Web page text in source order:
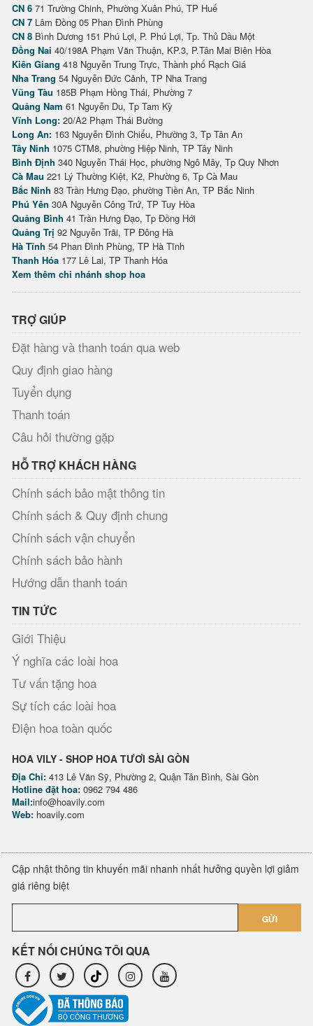
CN 6 71 Trường Chinh, Phường Xuân Phú, TP Huế
CN 7 Lâm Đồng 05 Phan Đình Phùng
CN 8 Bình Dương 151 Phú Lợi, P. Phú Lợi, Tp. Thủ Dầu Một
Đồng Nai 40/198A Phạm Văn Thuận, KP.3, P.Tân Mai Biên Hòa
Kiên Giang 418 Nguyễn Trung Trực, Thành phố Rạch Giá
Nha Trang 54 Nguyễn Đức Cảnh, TP Nha Trang
Vũng Tàu 185B Phạm Hồng Thái, Phường 7
Quảng Nam 61 Nguyễn Du, Tp Tam Kỳ
Vĩnh Long: 20/A2 Phạm Thái Bường
Long An: 163 Nguyễn Đình Chiểu, Phường 3, Tp Tân An
Tây Ninh 1075 CTM8, phường Hiệp Ninh, TP Tây Ninh
Bình Định 340 Nguyễn Thái Học, phường Ngô Mây, Tp Quy Nhơn
Cà Mau 221 Lý Thường Kiệt, K2, Phường 6, Tp Cà Mau
Bắc Ninh 83 Trần Hưng Đạo, phường Tiền An, TP Bắc Ninh
Phú Yên 30A Nguyễn Công Trứ, TP Tuy Hòa
Quảng Bình 41 Trần Hưng Đạo, Tp Đồng Hới
Quảng Trị 92 Nguyễn Trãi, TP Đông Hà
Hà Tĩnh 54 Phan Đình Phùng, TP Hà Tĩnh
Thanh Hóa 177 Lê Lai, TP Thanh Hóa
Xem thêm chi nhánh shop hoa
TRỢ GIÚP
Đặt hàng và thanh toán qua web
Quy định giao hàng
Tuyển dụng
Thanh toán
Câu hỏi thường gặp
HỖ TRỢ KHÁCH HÀNG
Chính sách bảo mật thông tin
Chính sách & Quy định chung
Chính sách vận chuyển
Chính sách bảo hành
Hướng dẫn thanh toán
TIN TỨC
Giới Thiệu
Ý nghĩa các loài hoa
Tư vấn tặng hoa
Sự tích các loài hoa
Điện hoa toàn quốc
HOA VILY - SHOP HOA TƯƠI SÀI GÒN
Địa Chỉ: 413 Lê Văn Sỹ, Phường 2, Quận Tân Bình, Sài Gòn
Hotline đặt hoa: 0962 794 486
Mail:info@hoavily.com
Web: hoavily.com
Cập nhật thông tin khuyến mãi nhanh nhất hưởng quyền lợi giảm
giá riêng biệt
GỬI
KẾT NỐI CHÚNG TÔI QUA